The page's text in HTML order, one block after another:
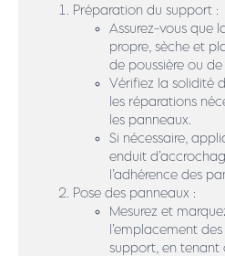
Préparation du support :
Assurez-vous que
propre, sèche et
de poussière ou
Vérifiez la solidité
les réparations
les panneaux.
Si nécessaire,
enduit
l’adhérence des
Pose des panneaux :
Mesurez et
l’emplacement
support, en tenant